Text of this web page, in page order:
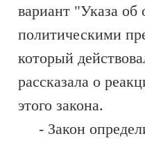
вариант "Указа об
политическими
который
рассказала о
этого закона.
- Закон